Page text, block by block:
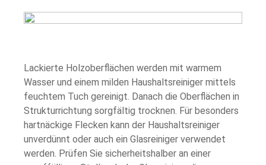
Lackierte Holzoberflächen werden mit warmem
Wasser und einem milden Haushaltsreiniger mittels
feuchtem Tuch gereinigt. Danach die Oberflächen in
Strukturrichtung sorgfältig trocknen. Für besonders
hartnäckige Flecken kann der Haushaltsreiniger
unverdünnt oder auch ein Glasreiniger verwendet
werden. Prüfen Sie sicherheitshalber an einer